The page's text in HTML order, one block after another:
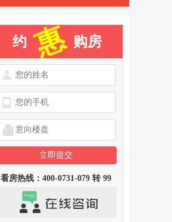
约 惠 购房
看房热线：400-0731-079 转 99